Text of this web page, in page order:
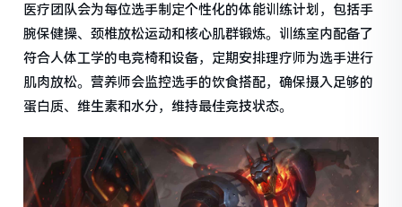
医疗团队会为每位选手制定个性化的体能训练计划，包括手
腕保健操、颈椎放松运动和核心肌群锻炼。训练室内配备了
符合人体工学的电竞椅和设备，定期安排理疗师为选手进行
肌肉放松。营养师会监控选手的饮食搭配，确保摄入足够的
蛋白质、维生素和水分，维持最佳竞技状态。